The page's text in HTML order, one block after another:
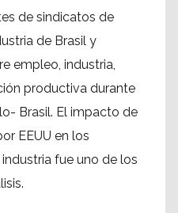
de sindicatos de
de Brasil y
empleo, industria,
productiva durante
Brasil. El impacto de
EEUU en los
fue uno de los